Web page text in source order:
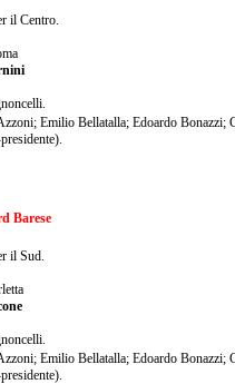
il Centro.
Emilio Bellatalla; Edoardo
Barese
il Sud.
Emilio Bellatalla; Edoardo